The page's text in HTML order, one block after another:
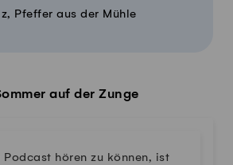
Pfeffer aus der Mühle
auf der Zunge
Podcast hören zu können, ist